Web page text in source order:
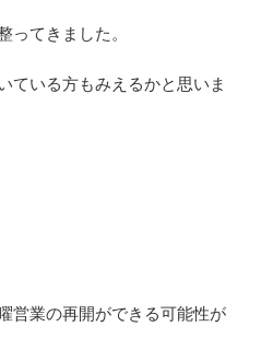
ってきました。
ている方もみえるかと思いま
営業の再開ができる可能性が